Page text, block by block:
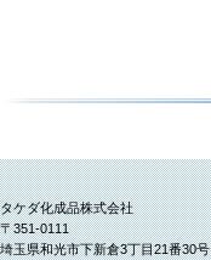
タケダ化成品株式会社
〒351-0111
埼玉県和光市下新倉3丁目21番30号